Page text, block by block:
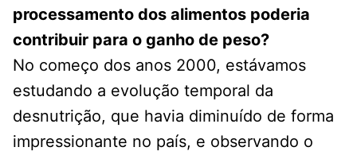
processamento dos alimentos poderia
contribuir para o ganho de peso?
No começo dos anos 2000, estávamos
estudando a evolução temporal da
desnutrição, que havia diminuído de forma
impressionante no país, e observando o